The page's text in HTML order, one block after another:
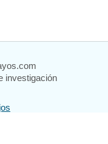
investigación